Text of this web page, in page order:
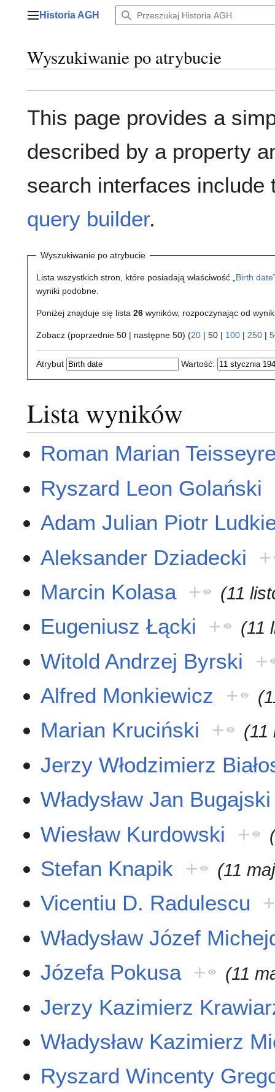
Menu główne
Historia AGH
Wyszukiwanie po atrybucie
This page provides a
described by a property
search interfaces include
query builder.
Wyszukiwanie po atrybucie
Lista wszystkich stron, które posiadają właściwość „ Birth date
wyniki podobne.
Poniżej znajduje się lista 26 wyników, rozpoczynając od
Zobacz (poprzednie 50 | następne 50) (20 | 50 | 100 | 250 |
Atrybut Wartość:
Lista wyników
Roman Marian
Ryszard Leon Golański
Adam Julian Piotr
Aleksander Dziadecki
+
Marcin Kolasa + (11
Eugeniusz Łącki + (11
Witold Andrzej Byrski
+
Alfred Monkiewicz
+
Marian Kruciński + (11
Jerzy Włodzimierz
Władysław Jan Bugajski
Wiesław Kurdowski
+
Stefan Knapik + (11
Vicentiu D. Radulescu
+
Władysław Józef
Józefa Pokusa + (11
Jerzy Kazimierz
Władysław Kazimierz
Ryszard Wincenty